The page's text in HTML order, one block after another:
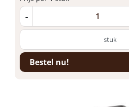
-
stuk
Bestel nu!